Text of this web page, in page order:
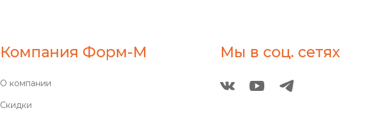
Компания Форм-М
О компании
Скидки
Мы в соц. сетях